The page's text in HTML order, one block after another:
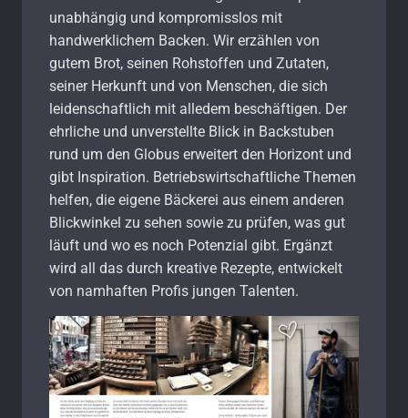
unabhängig und kompromisslos mit
handwerklichem Backen. Wir erzählen von
gutem Brot, seinen Rohstoffen und Zutaten,
seiner Herkunft und von Menschen, die sich
leidenschaftlich mit alledem beschäftigen. Der
ehrliche und unverstellte Blick in Backstuben
rund um den Globus erweitert den Horizont und
gibt Inspiration. Betriebswirtschaftliche Themen
helfen, die eigene Bäckerei aus einem anderen
Blickwinkel zu sehen sowie zu prüfen, was gut
läuft und wo es noch Potenzial gibt. Ergänzt
wird all das durch kreative Rezepte, entwickelt
von namhaften Profis jungen Talenten.